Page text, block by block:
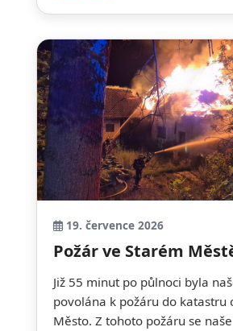
19. července 2026
Požár ve Starém
Již 55 minut po půlnoci byla
povolána k požáru do katastru
Město. Z tohoto požáru se